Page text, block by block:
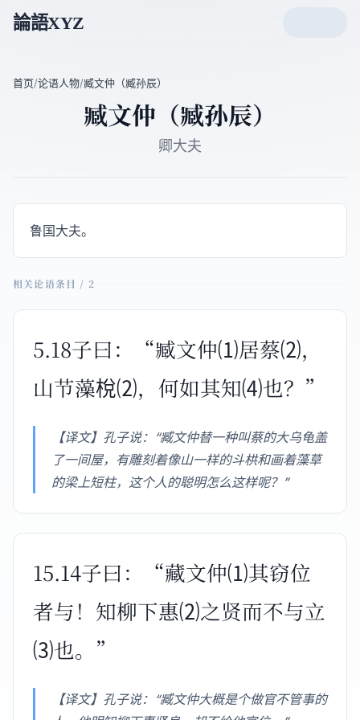
論語XYZ
首页/论语人物/臧文仲（臧孙辰）
臧文仲（臧孙辰）
卿大夫
鲁国大夫。
相关论语条目 / 2
5.18子曰：“臧文仲⑴居蔡⑵，
山节藻梲⑵，何如其知⑷也？”
【译文】孔子说：“臧文仲替一种叫蔡的大乌龟盖
了一间屋，有雕刻着像山一样的斗栱和画着藻草
的梁上短柱，这个人的聪明怎么这样呢？”
15.14子曰：“藏文仲⑴其窃位
者与！知柳下惠⑵之贤而不与立
⑶也。”
【译文】孔子说：“臧文仲大概是个做官不管事的